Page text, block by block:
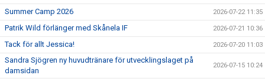
Summer Camp 2026 2026-07-22 11:35
Patrik Wild förlänger med Skånela IF 2026-07-21 10:36
Tack för allt Jessica! 2026-07-20 11:03
Sandra Sjögren ny huvudtränare för utvecklingslaget på
damsidan
2026-07-15 10:24